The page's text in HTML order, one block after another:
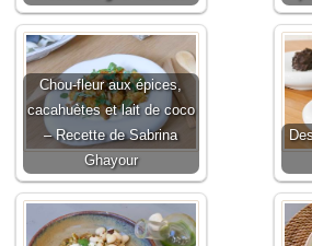
Chou-fleur aux épices,
cacahuètes et lait de coco
– Recette de Sabrina
Ghayour